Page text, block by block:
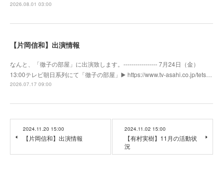
2026.08.01 03:00
【片岡信和】出演情報
なんと、「徹子の部屋」に出演致します。----------------- 7月24日（金）
13:00テレビ朝日系列にて「徹子の部屋」▶️ https://www.tv-asahi.co.jp/tets…
2026.07.17 09:00
2024.11.20 15:00
【片岡信和】出演情報
2024.11.02 15:00
【有村実樹】11月の活動状
況